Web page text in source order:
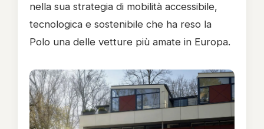
nella sua strategia di mobilità accessibile,
tecnologica e sostenibile che ha reso la
Polo una delle vetture più amate in Europa.